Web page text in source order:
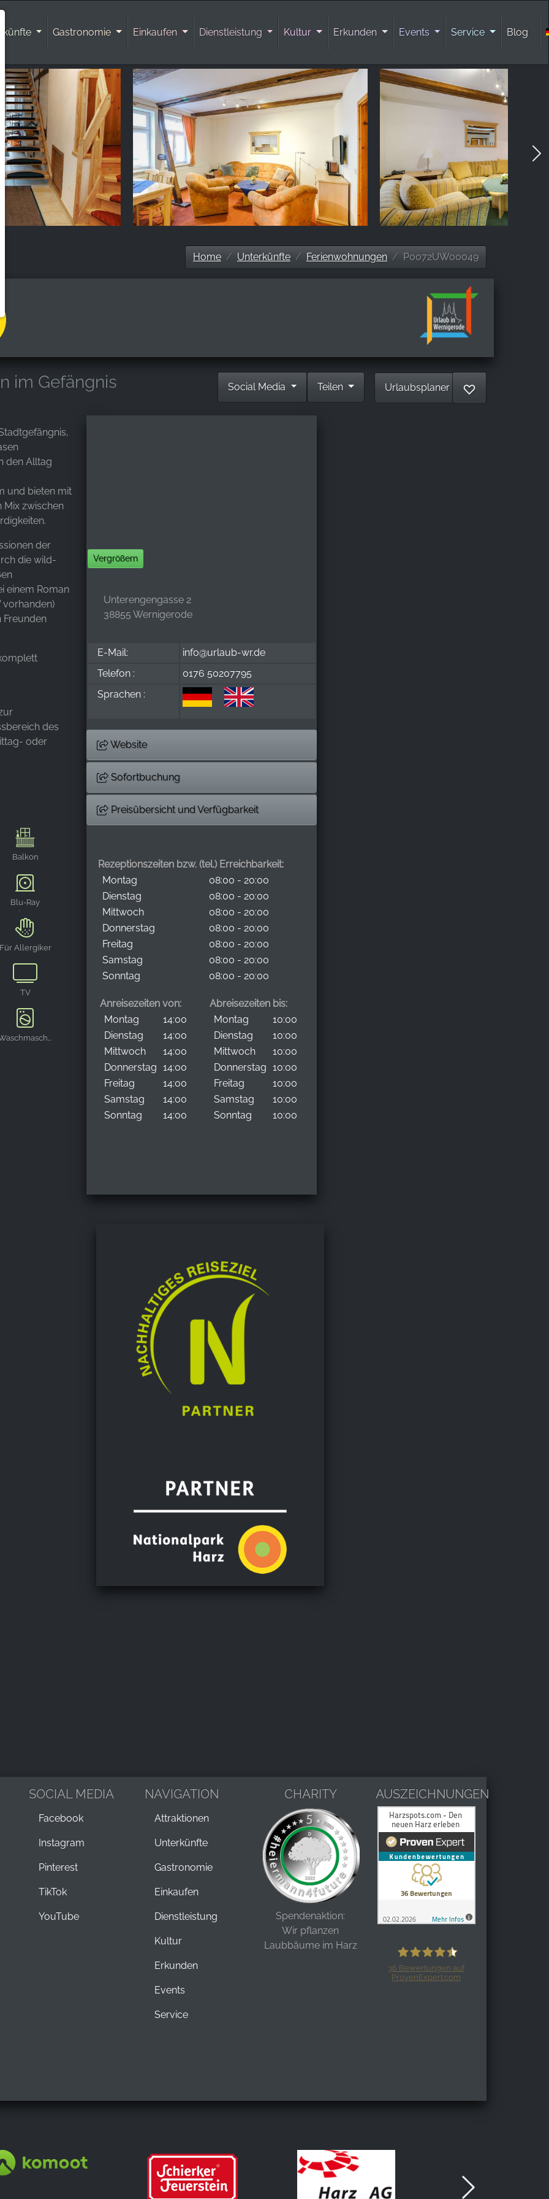
Gastronomie Einkaufen Dienstleistung Kultur Erkunden Events Service Blog
Home Unterkünfte Ferienwohnungen P0072UW00049
im Gefängnis Urlaubsplaner ♡
Teilen
Social Media
den Alltag
und bieten mit
Mix zwischen
der
die wild-
einem Roman
vorhanden)
Freunden
des
oder
Balkon
Blu-Ray
Player
Für Allergiker
geeignet
TV
Vergrößern
Unterengengasse 2
38855 Wernigerode
E-Mail:
info@urlaub-wr.de
Telefon :
0176 50207795
Sprachen :
Website
Sofortbuchung
Preisübersicht und Verfügbarkeit
Rezeptionszeiten bzw. (tel.) Erreichbarkeit:
Montag
08:00 - 20:00
Dienstag
08:00 - 20:00
Mittwoch
08:00 - 20:00
Donnerstag
08:00 - 20:00
Freitag
08:00 - 20:00
Samstag
08:00 - 20:00
Sonntag
08:00 - 20:00
Anreisezeiten von:
Montag
14:00
Dienstag
14:00
Mittwoch
14:00
Donnerstag 14:00
Freitag
14:00
Samstag
14:00
Sonntag
14:00
Abreisezeiten bis:
Montag
10:00
Dienstag
10:00
Mittwoch
10:00
Donnerstag 10:00
Freitag
10:00
Samstag
10:00
Sonntag
10:00
SOCIAL MEDIA
Facebook
Instagram
Pinterest
TikTok
YouTube
NAVIGATION
Attraktionen
Unterkünfte
Gastronomie
Einkaufen
Dienstleistung
Kultur
Erkunden
Events
Service
CHARITY
Spendenaktion:
Wir pflanzen
Laubbäume im Harz
AUSZEICHNUNGEN
36 Bewertungen auf
ProvenExpert.com